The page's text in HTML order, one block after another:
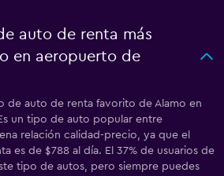
auto de renta más
en aeropuerto de
de auto de renta favorito de Alamo en
un tipo de auto popular entre
relación calidad-precio, ya que el
es de $788 al día. El 37% de usuarios de
tipo de autos, pero siempre puedes